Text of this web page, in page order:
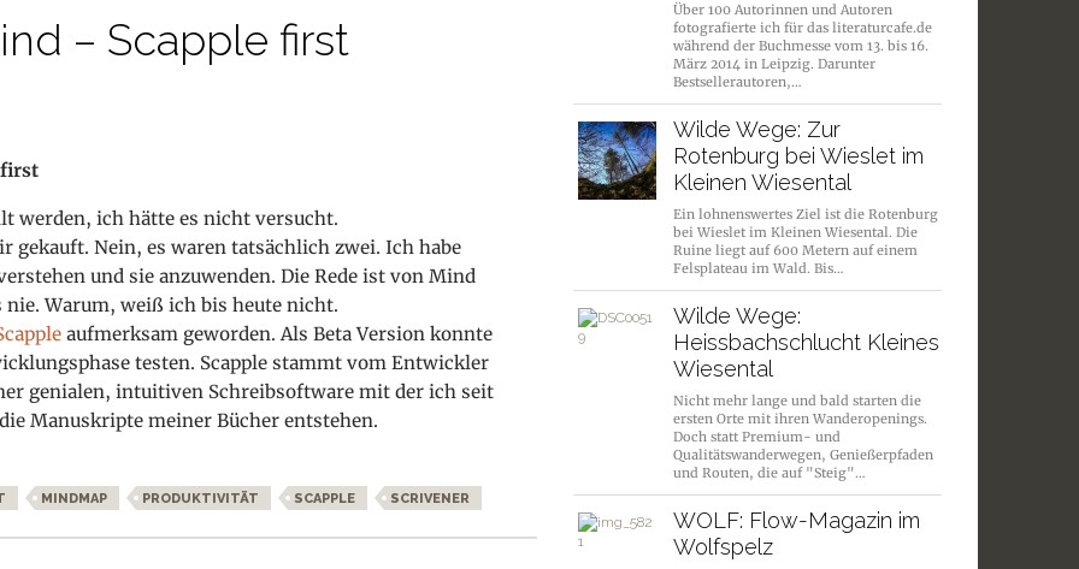
– Scapple first
first
werden, ich hätte es nicht versucht.
gekauft. Nein, es waren tatsächlich zwei. Ich habe
und sie anzuwenden. Die Rede ist von Mind
Warum, weiß ich bis heute nicht.
aufmerksam geworden. Als Beta Version konnte
testen. Scapple stammt vom Entwickler
genialen, intuitiven Schreibsoftware mit der ich seit
Manuskripte meiner Bücher entstehen.
MINDMAP PRODUKTIVITÄT SCAPPLE SCRIVENER
Über 100 Autorinnen und Autoren
fotografierte ich für das literaturcafe.de
während der Buchmesse vom 13. bis 16.
März 2014 in Leipzig. Darunter
Bestsellerautoren,…
Wilde Wege: Zur
Rotenburg bei Wieslet im
Kleinen Wiesental
Ein lohnenswertes Ziel ist die Rotenburg
bei Wieslet im Kleinen Wiesental. Die
Ruine liegt auf 600 Metern auf einem
Felsplateau im Wald. Bis…
Wilde Wege:
Heissbachschlucht Kleines
Wiesental
Nicht mehr lange und bald starten die
ersten Orte mit ihren Wanderopenings.
Doch statt Premium- und
Qualitätswanderwegen, Genießerpfaden
und Routen, die auf "Steig"…
WOLF: Flow-Magazin im
Wolfspelz